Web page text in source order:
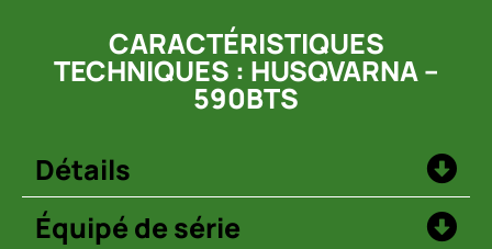
CARACTÉRISTIQUES
TECHNIQUES : HUSQVARNA –
590BTS
Détails
Équipé de série